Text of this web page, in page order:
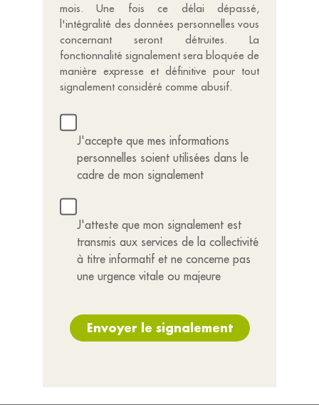
mois. Une fois ce délai dépassé,
l'intégralité des données personnelles vous
concernant seront détruites. La
fonctionnalité signalement sera bloquée de
manière expresse et définitive pour tout
signalement considéré comme abusif.
J'accepte que mes informations
personnelles soient utilisées dans le
cadre de mon signalement
J'atteste que mon signalement est
transmis aux services de la collectivité
à titre informatif et ne concerne pas
une urgence vitale ou majeure
Envoyer le signalement